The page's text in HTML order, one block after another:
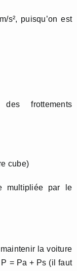
s², puisqu’on est
frottements
cube)
multipliée par le
la voiture
= Pa + Ps (il faut